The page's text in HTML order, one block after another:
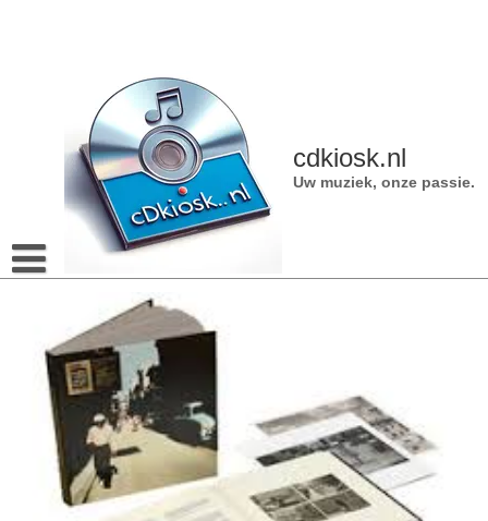
cdkiosk.nl
Uw muziek, onze passie.